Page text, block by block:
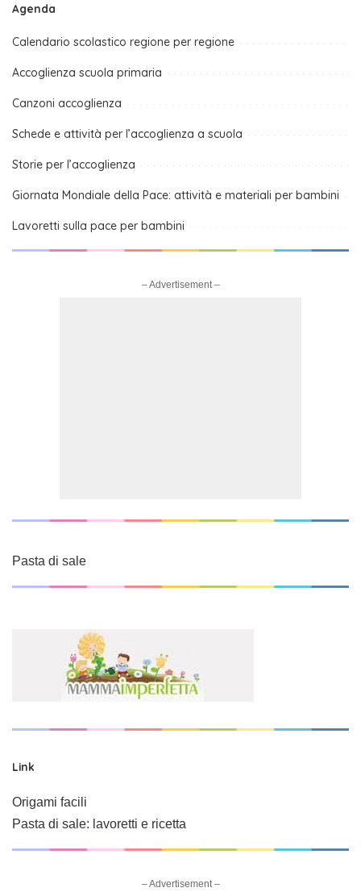
Agenda
Calendario scolastico regione per regione
Accoglienza scuola primaria
Canzoni accoglienza
Schede e attività per l’accoglienza a scuola
Storie per l’accoglienza
Giornata Mondiale della Pace: attività e materiali per bambini
Lavoretti sulla pace per bambini
– Advertisement –
Pasta di sale
Link
Origami facili
Pasta di sale: lavoretti e ricetta
– Advertisement –